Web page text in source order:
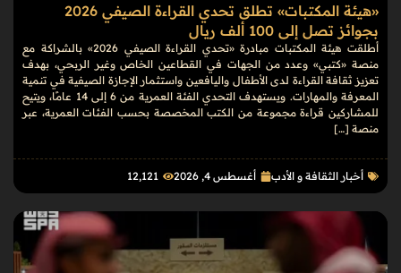
«هيئة المكتبات» تطلق تحدي القراءة الصيفي 2026
بجوائز تصل إلى 100 ألف ريال
أطلقت هيئة المكتبات مبادرة «تحدي القراءة الصيفي 2026» بالشراكة مع
منصة «كتبي» وعدد من الجهات في القطاعين الخاص وغير الربحي، بهدف
تعزيز ثقافة القراءة لدى الأطفال واليافعين واستثمار الإجازة الصيفية في تنمية
المعرفة والمهارات. ويستهدف التحدي الفئة العمرية من 6 إلى 14 عامًا، ويتيح
للمشاركين قراءة مجموعة من الكتب المخصصة بحسب الفئات العمرية، عبر
منصة […]
أخبار الثقافة و الأدب أغسطس 4, 2026 12٬121